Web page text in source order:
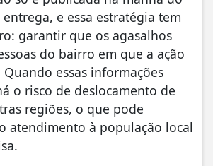
e essa estratégia tem
garantir que os agasalhos
do bairro em que a ação
essas informações
o risco de deslocamento de
regiões, o que pode
atendimento à população local